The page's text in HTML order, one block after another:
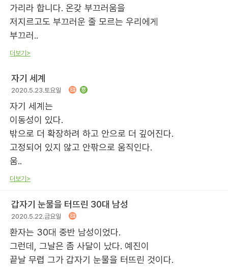
가리라 합니다. 온갖 부끄러움을
저지르고도 부끄러운 줄 모르는 우리에게
부끄러..
더보기>
자기 세계
2020.5.23.토요일
자기 세계는
이동성이 있다.
밖으로 더 확장하려 하고 안으로 더 깊어진다.
고정되어 있지 않고 안팎으로 움직인다.
움..
더보기>
갑자기 눈물을 터뜨린 30대 남성
2020.5.22.금요일
환자는 30대 중반 남성이었다.
그런데, 그날은 좀 사달이 났다. 예진이
끝날 무렵 그가 갑자기 눈물을 터뜨린 것이다.